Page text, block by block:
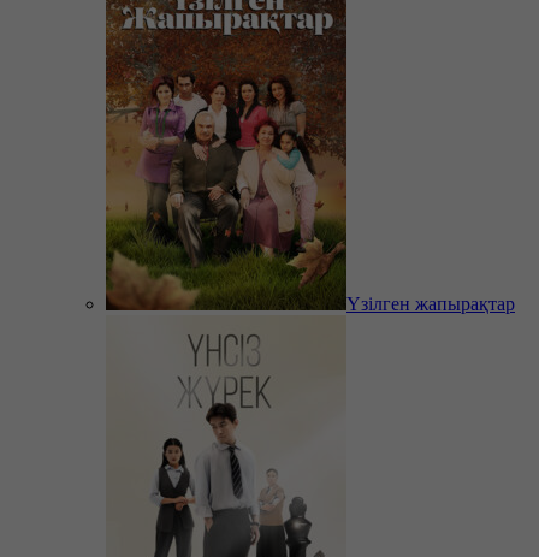
Үзілген жапырақтар